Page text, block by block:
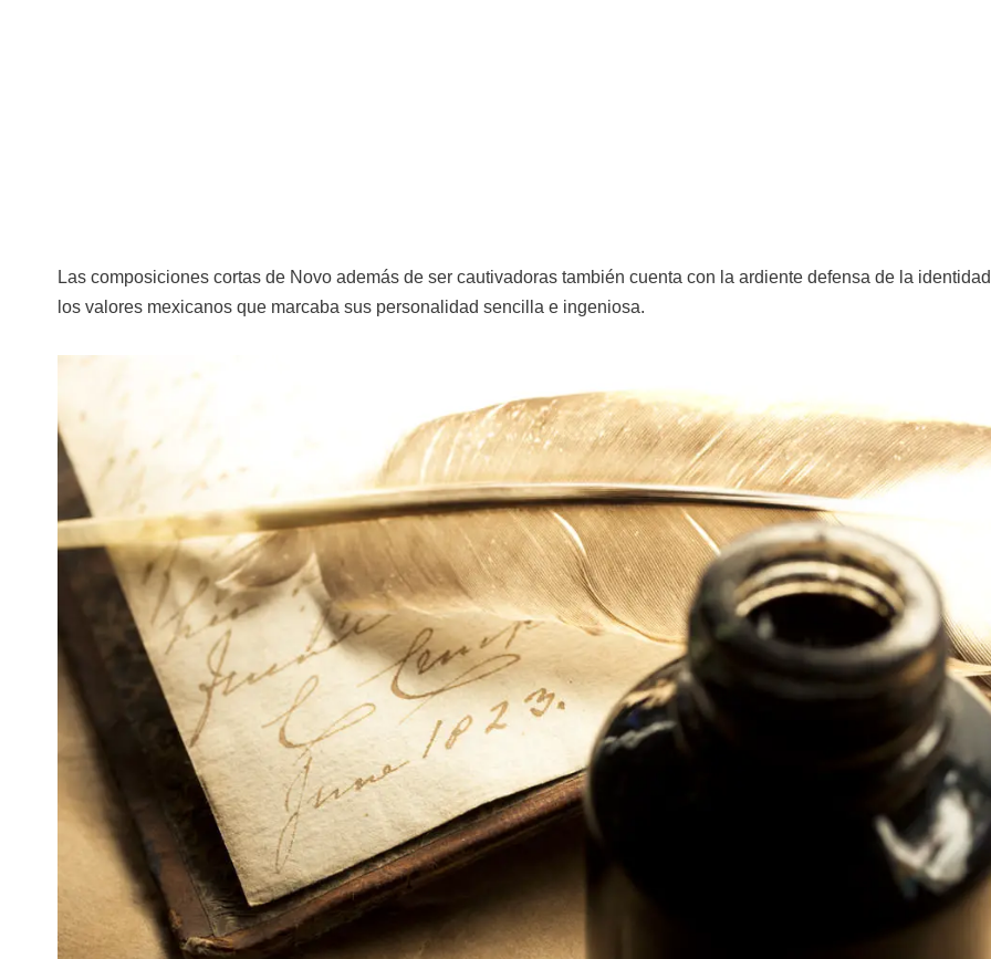
Las composiciones cortas de Novo además de ser cautivadoras también cuenta con la ardiente defensa de la
los valores mexicanos que marcaba sus personalidad sencilla e ingeniosa.